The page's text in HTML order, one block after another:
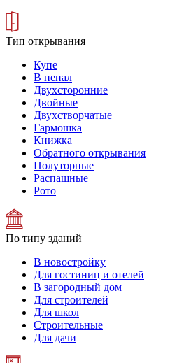
Тип открывания
Купе
В пенал
Двухсторонние
Двойные
Двухстворчатые
Гармошка
Книжка
Обратного открывания
Полуторные
Распашные
Рото
По типу зданий
В новостройку
Для гостиниц и отелей
В загородный дом
Для строителей
Для школ
Строительные
Для дачи